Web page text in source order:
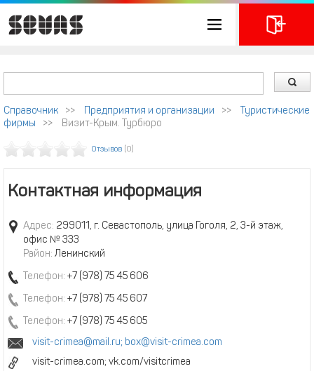
Справочник >> Предприятия и организации >>
Туристические
фирмы
>> Визит-Крым. Турбюро
Отзывов (0)
Контактная информация
Адрес: 299011, г. Севастополь, улица Гоголя, 2, 3-й этаж,
офис № 333
Район: Ленинский
Телефон: +7 (978) 75 45 606
Телефон: +7 (978) 75 45 607
Телефон: +7 (978) 75 45 605
visit-crimea@mail.ru; box@visit-crimea.com
visit-crimea.com; vk.com/visitcrimea